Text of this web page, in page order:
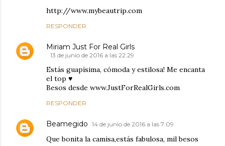
http://www.mybeautrip.com
RESPONDER
Miriam Just For Real Girls
13 de junio de 2016 a las 22:29
Estás guapísima, cómoda y estilosa! Me encanta
el top ♥
Besos desde www.JustForRealGirls.com
RESPONDER
Beamegido 14 de junio de 2016 a las 7:09
Que bonita la camisa,estás fabulosa, mil besos